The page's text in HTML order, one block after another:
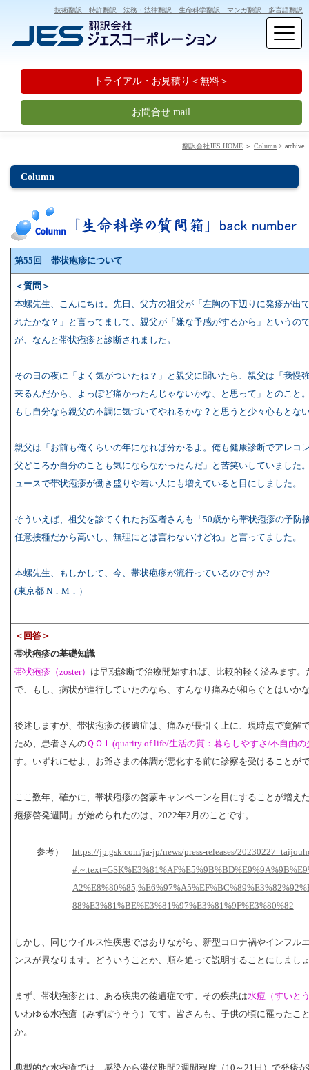
トライアル・お見積り＜無料＞
お問合せ mail
技術翻訳 特許翻訳 法務・法律翻訳 生命科学翻訳 マンガ翻訳 多言語翻訳
翻訳会社JES HOME ＞ Column > archive
Column
第55回 帯状疱疹について
＜質問＞
本螺先生、こんにちは。先日、父方の祖父が「左胸の下辺りに発疹が出
れたかな？」と言ってまして、親父が「嫌な予感がするから」というの
が、なんと帯状疱疹と診断されました。
その日の夜に「よく気がついたね？」と親父に聞いたら、親父は「我慢
来るんだから、よっぽど痛かったんじゃないかな、と思って」とのこと
もし自分なら親父の不調に気づいてやれるかな？と思うと少々心もとな
親父は「お前も俺くらいの年になれば分かるよ。俺も健康診断でアレコ
父どころか自分のことも気にならなかったんだ」と苦笑いしていました
ュースで帯状疱疹が働き盛りや若い人にも増えていると目にしました。
そういえば、祖父を診てくれたお医者さんも「50歳から帯状疱疹の予防
任意接種だから高いし、無理にとは言わないけどね」と言ってました。
本螺先生、もしかして、今、帯状疱疹が流行っているのですか?
(東京都 N．M．）
＜回答＞
帯状疱疹の基礎知識
帯状疱疹（zoster） は早期診断で治療開始すれば、比較的軽く済みます
で、もし、病状が進行していたのなら、すんなり痛みが和らぐとはいか
後述しますが、帯状疱疹の後遺症は、痛みが長引く上に、現時点で寛解
ため、患者さんのＱＯＬ(quarity of life/生活の質：暮らしやすさ/不自由の
す。いずれにせよ、お爺さまの体調が悪化する前に診察を受けることが
ここ数年、確かに、帯状疱疹の啓蒙キャンペーンを目にすることが増え
疱疹啓発週間」が始められたのは、2022年2月のことです。
参考）
https://jp.gsk.com/ja-jp/news/press-releases/
88%E3%81%BE%E3%81%97%E3%81%9F%E3%80%82
しかし、同じウイルス性疾患ではありながら、新型コロナ禍やインフル
ンスが異なります。どういうことか、順を追って説明することにしまし
まず、帯状疱疹とは、ある疾患の後遺症です。その疾患は水痘（すいと
いわゆる水疱瘡（みずぼうそう）です。皆さんも、子供の頃に罹ったこ
か。
典型的な水疱瘡では、感染から潜伏期間2週間程度（10～21日）で発疹